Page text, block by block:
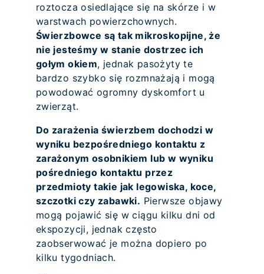
roztocza osiedlające się na skórze i w
warstwach powierzchownych.
Świerzbowce są tak mikroskopijne, że
nie jesteśmy w stanie dostrzec ich
gołym okiem, jednak pasożyty te
bardzo szybko się rozmnażają i mogą
powodować ogromny dyskomfort u
zwierząt.
Do zarażenia świerzbem dochodzi w
wyniku bezpośredniego kontaktu z
zarażonym osobnikiem lub w wyniku
pośredniego kontaktu przez
przedmioty takie jak legowiska, koce,
szczotki czy zabawki. Pierwsze objawy
mogą pojawić się w ciągu kilku dni od
ekspozycji, jednak często
zaobserwować je można dopiero po
kilku tygodniach.